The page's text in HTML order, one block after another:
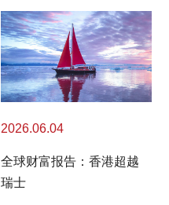
2026.06.04
全球财富报告：香港超越
瑞士